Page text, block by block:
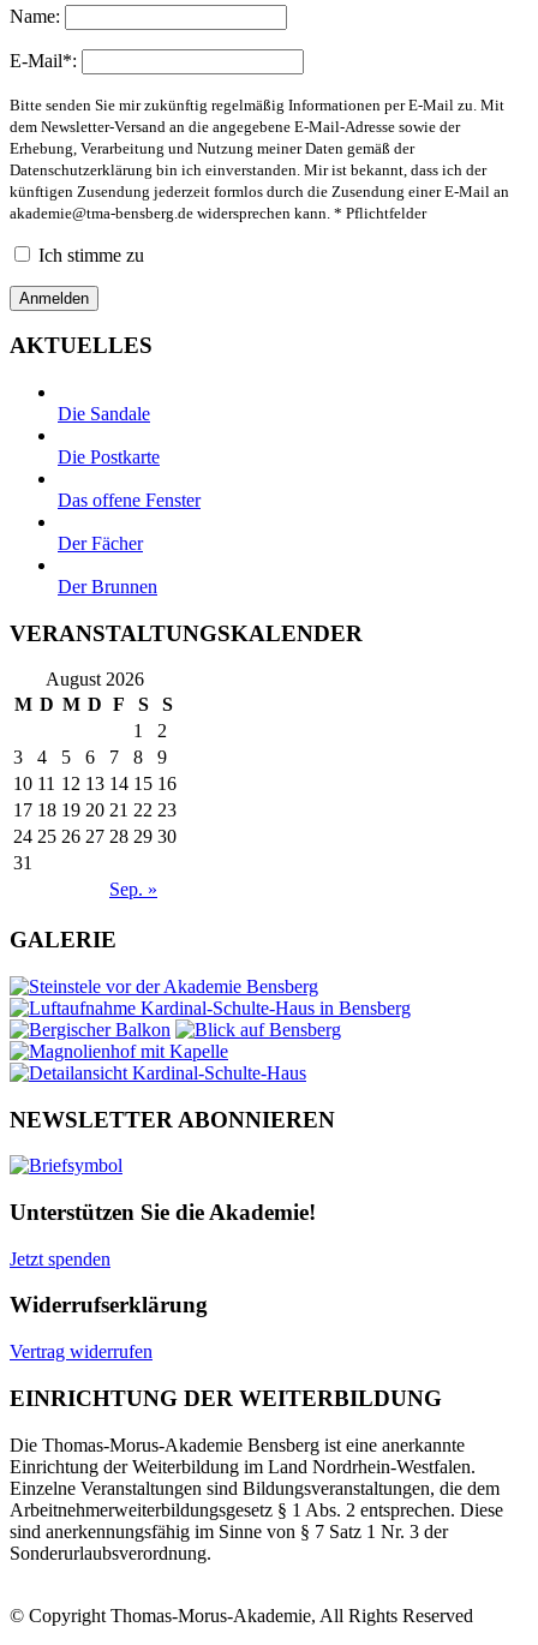
Name:
E-Mail*:
Bitte senden Sie mir zukünftig regelmäßig Informationen per E-Mail zu. Mit
dem Newsletter-Versand an die angegebene E-Mail-Adresse sowie der
Erhebung, Verarbeitung und Nutzung meiner Daten gemäß der
Datenschutzerklärung bin ich einverstanden. Mir ist bekannt, dass ich der
künftigen Zusendung jederzeit formlos durch die Zusendung einer E-Mail an
akademie@tma-bensberg.de widersprechen kann. * Pflichtfelder
Ich stimme zu
AKTUELLES
Die Sandale
Die Postkarte
Das offene Fenster
Der Fächer
Der Brunnen
VERANSTALTUNGSKALENDER
August 2026
M D M D F S S
Sep. »
1
2
3
4 5 6 7 8
9
10 11 12 13 14 15 16
17 18 19 20 21 22 23
24 25 26 27 28 29 30
31
GALERIE
NEWSLETTER ABONNIEREN
Unterstützen Sie die Akademie!
Jetzt spenden
Widerrufserklärung
Vertrag widerrufen
EINRICHTUNG DER WEITERBILDUNG
Die Thomas-Morus-Akademie Bensberg ist eine anerkannte
Einrichtung der Weiterbildung im Land Nordrhein-Westfalen.
Einzelne Veranstaltungen sind Bildungsveranstaltungen, die dem
Arbeitnehmerweiterbildungsgesetz § 1 Abs. 2 entsprechen. Diese
sind anerkennungsfähig im Sinne von § 7 Satz 1 Nr. 3 der
Sonderurlaubsverordnung.
© Copyright Thomas-Morus-Akademie, All Rights Reserved